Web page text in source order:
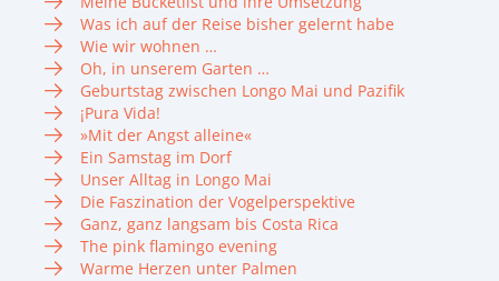
Was ich auf der Reise bisher gelernt habe
Wie wir wohnen …
Oh, in unserem Garten …
Geburtstag zwischen Longo Mai und Pazifik
¡Pura Vida!
»Mit der Angst alleine«
Ein Samstag im Dorf
Unser Alltag in Longo Mai
Die Faszination der Vogelperspektive
Ganz, ganz langsam bis Costa Rica
The pink flamingo evening
Warme Herzen unter Palmen